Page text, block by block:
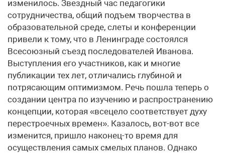
изменилось. Звездный час педагогики
сотрудничества, общий подъем творчества в
образовательной среде, слеты и конференции
привели к тому, что в Ленинграде состоялся
Всесоюзный съезд последователей Иванова.
Выступления его участников, как и многие
публикации тех лет, отличались глубиной и
потрясающим оптимизмом. Речь пошла теперь о
создании центра по изучению и распространению
концепции, которая «всецело соответствует духу
перестроечных времен». Казалось, вот-вот все
изменится, пришло наконец-то время для
осуществления самых смелых планов. Однако